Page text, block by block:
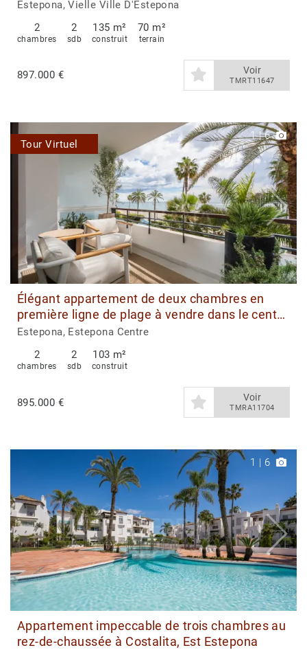
cœur de la vieille ville d’Estepona
Estepona, Vielle Ville D'Estepona
2
chambres
2
sdb
135 m²
construit
70 m²
terrain
897.000 € Voir
TMRT11647
1|6
Tour Virtuel
Élégant appartement de deux chambres en
première ligne de plage à vendre dans le centre
d’Estepona
Estepona, Estepona Centre
2
chambres
2
sdb
103 m²
construit
895.000 € Voir
TMRA11704
1 | 6
Appartement impeccable de trois chambres au
rez-de-chaussée à Costalita, Est Estepona